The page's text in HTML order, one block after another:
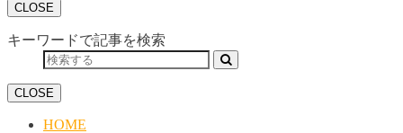
CLOSE
キーワードで記事を検索
CLOSE
HOME